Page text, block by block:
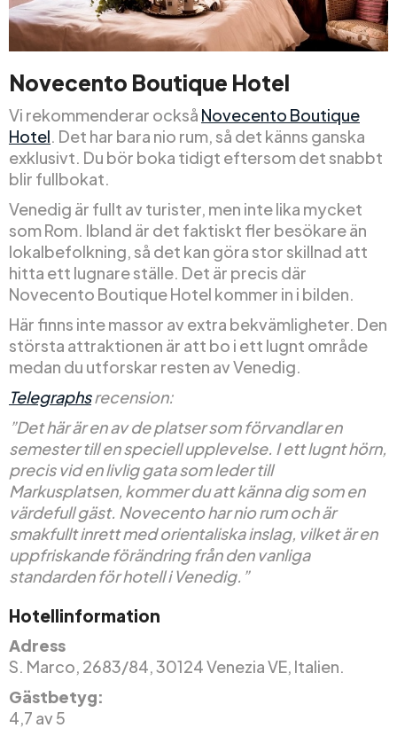
Novecento Boutique Hotel
Vi rekommenderar också Novecento Boutique
Hotel. Det har bara nio rum, så det känns ganska
exklusivt. Du bör boka tidigt eftersom det snabbt
blir fullbokat.
Venedig är fullt av turister, men inte lika mycket
som Rom. Ibland är det faktiskt fler besökare än
lokalbefolkning, så det kan göra stor skillnad att
hitta ett lugnare ställe. Det är precis där
Novecento Boutique Hotel kommer in i bilden.
Här finns inte massor av extra bekvämligheter. Den
största attraktionen är att bo i ett lugnt område
medan du utforskar resten av Venedig.
Telegraphsrecension:
”Det här är en av de platser som förvandlar en
semester till en speciell upplevelse. I ett lugnt hörn,
precis vid en livlig gata som leder till
Markusplatsen, kommer du att känna dig som en
värdefull gäst. Novecento har nio rum och är
smakfullt inrett med orientaliska inslag, vilket är en
uppfriskande förändring från den vanliga
standarden för hotell i Venedig.”
Hotellinformation
Adress
S. Marco, 2683/84, 30124 Venezia VE, Italien.
Gästbetyg:
4,7 av 5